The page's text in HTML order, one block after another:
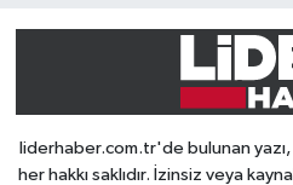
liderhaber.com.tr'de bulunan
her hakkı saklıdır. İzinsiz veya